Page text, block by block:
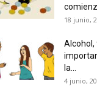
18 junio,
Alcohol,
la...
4 junio,